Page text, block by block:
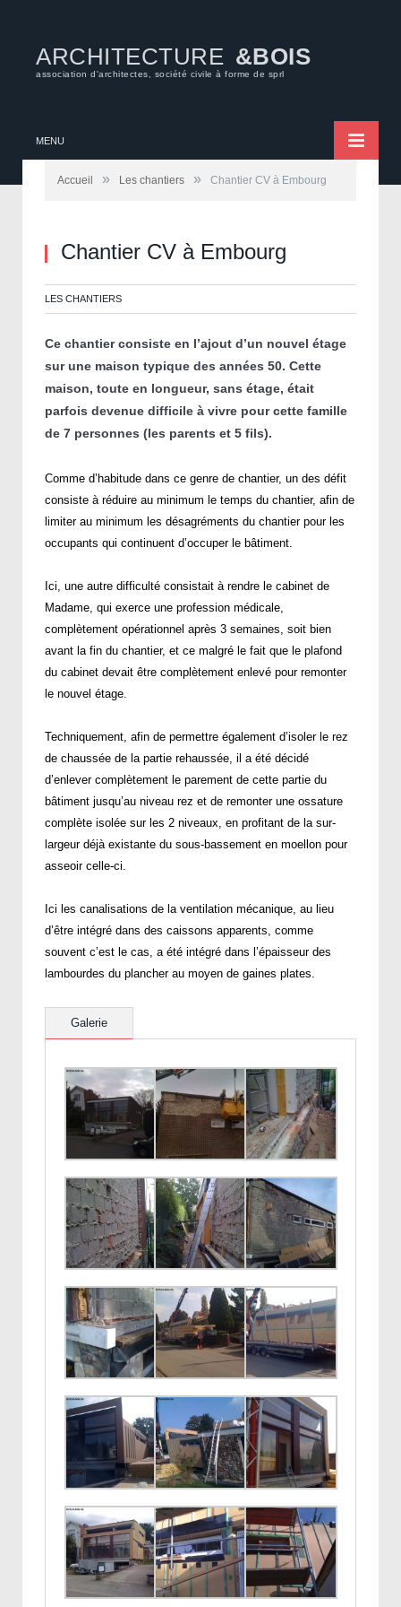
ARCHITECTURE &BOIS
association d'architectes, société civile à forme de sprl
MENU
Accueil » Les chantiers » Chantier CV à Embourg
Chantier CV à Embourg
LES CHANTIERS
Ce chantier consiste en l’ajout d’un nouvel étage
sur une maison typique des années 50. Cette
maison, toute en longueur, sans étage, était
parfois devenue difficile à vivre pour cette famille
de 7 personnes (les parents et 5 fils).
Comme d’habitude dans ce genre de chantier, un des défit
consiste à réduire au minimum le temps du chantier, afin de
limiter au minimum les désagréments du chantier pour les
occupants qui continuent d’occuper le bâtiment.
Ici, une autre difficulté consistait à rendre le cabinet de
Madame, qui exerce une profession médicale,
complètement opérationnel après 3 semaines, soit bien
avant la fin du chantier, et ce malgré le fait que le plafond
du cabinet devait être complètement enlevé pour remonter
le nouvel étage.
Techniquement, afin de permettre également d’isoler le rez
de chaussée de la partie rehaussée, il a été décidé
d’enlever complètement le parement de cette partie du
bâtiment jusqu’au niveau rez et de remonter une ossature
complète isolée sur les 2 niveaux, en profitant de la sur-
largeur déjà existante du sous-bassement en moellon pour
asseoir celle-ci.
Ici les canalisations de la ventilation mécanique, au lieu
d’être intégré dans des caissons apparents, comme
souvent c’est le cas, a été intégré dans l’épaisseur des
lambourdes du plancher au moyen de gaines plates.
Galerie